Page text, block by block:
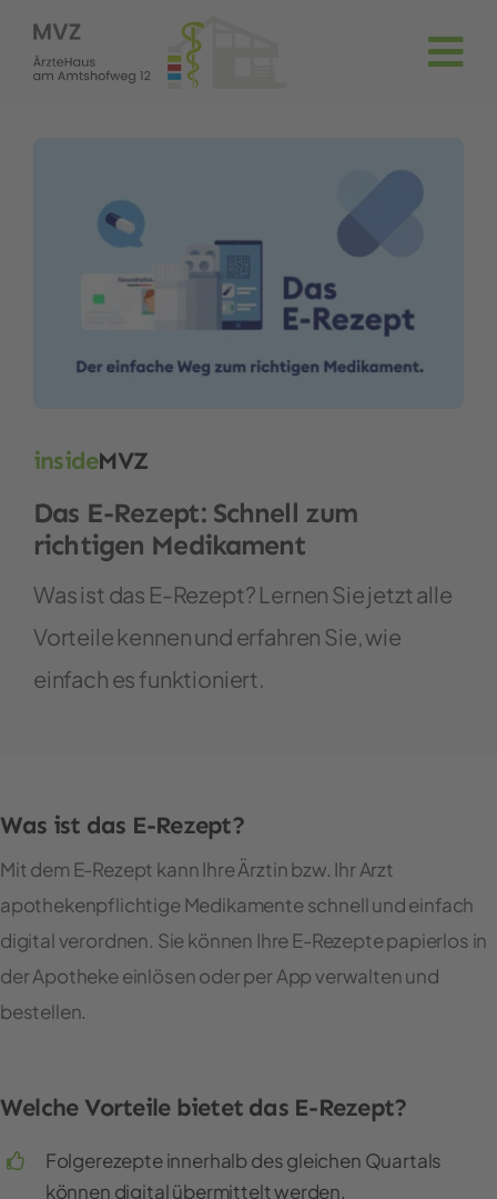
Inhalt
springen
insideMVZ
Das E-Rezept: Schnell zum
richtigen Medikament
Was ist das E-Rezept? Lernen Sie jetzt alle
Vorteile kennen und erfahren Sie, wie
einfach es funktioniert.
Was ist das E-Rezept?
Mit dem E-Rezept kann Ihre Ärztin bzw. Ihr Arzt
apothekenpflichtige Medikamente schnell und einfach
digital verordnen. Sie können Ihre E-Rezepte papierlos in
der Apotheke einlösen oder per App verwalten und
bestellen.
Welche Vorteile bietet das E-Rezept?
Folgerezepte innerhalb des gleichen Quartals
können digital übermittelt werden.